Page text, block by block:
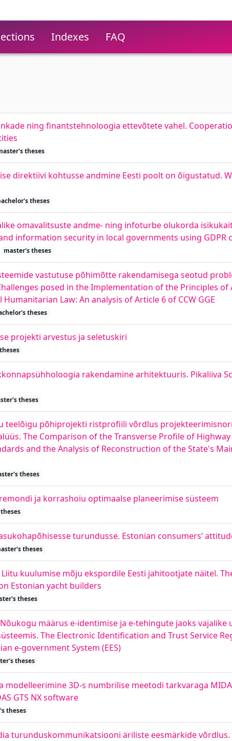
Indexes FAQ
ning finantstehnoloogia ettevõtete vahel.
theses
direktiivi kohtusse andmine Eesti poolt on õigustatud.
theses
omavalitsuste andme- ning infoturbe olukorda
information security in local governments using GDPR
master's theses
vastutuse põhimõtte rakendamisega seotud
posed in the Implementation of the Principles
Law: An analysis of Article 6 of CCW GGE
theses
projekti arvestus ja seletuskiri
rakendamine arhitektuuris. Pikaliiva
theses
teelõigu põhiprojekti ristprofiili võrdlus
The Comparison of the Transverse Profile of
and the Analysis of Reconstruction of the State's
theses
ja korrashoiu optimaalse planeerimise süsteem
turundusse. Estonian consumers’
theses
Liitu kuulumise mõju ekspordile Eesti jahitootjate näitel.
Estonian yacht builders
theses
määrus e-identimise ja e-tehingute jaoks vajalike
The Electronic Identification and Trust Service
e-government System (EES)
theses
modelleerimine 3D-s numbrilise meetodi tarkvaraga
GTS NX software
theses
turunduskommunikatsiooni äriliste eesmärkide